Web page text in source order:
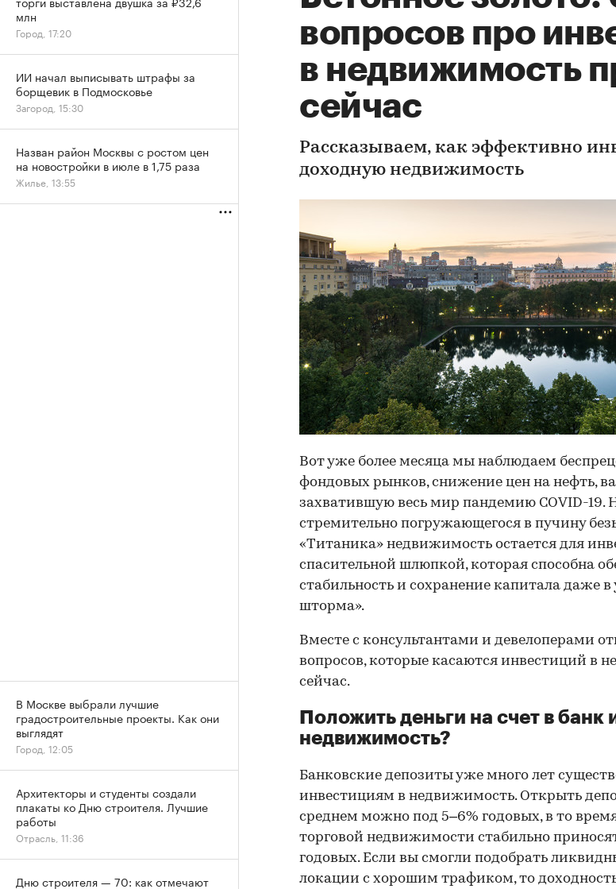
вопросов про
в недвижимость
сейчас
Рассказываем, как эффективно
доходную недвижимость
Вот уже более месяца мы наблюдаем
фондовых рынков, снижение цен на нефть,
захватившую весь мир пандемию COVID-19.
стремительно погружающегося в пучину
«Титаника» недвижимость остается для
спасительной шлюпкой, которая способна
стабильность и сохранение капитала даже в
шторма».
Вместе с консультантами и девелоперами
вопросов, которые касаются инвестиций в
сейчас.
Положить деньги на счет в банк
недвижимость?
Банковские депозиты уже много лет
инвестициям в недвижимость. Открыть
среднем можно под 5–6% годовых, в то
торговой недвижимости стабильно
годовых. Если вы смогли подобрать
локации с хорошим трафиком, то
млн
Город, 17:20
ИИ начал выписывать штрафы за
борщевик в Подмосковье
Загород, 15:30
Назван район Москвы с ростом цен
на новостройки в июле в 1,75 раза
Жилье, 13:55
В Москве выбрали лучшие
градостроительные проекты. Как они
выглядят
Город, 12:05
Архитекторы и студенты создали
плакаты ко Дню строителя. Лучшие
работы
Отрасль, 11:36
Дню строителя — 70: как отмечают